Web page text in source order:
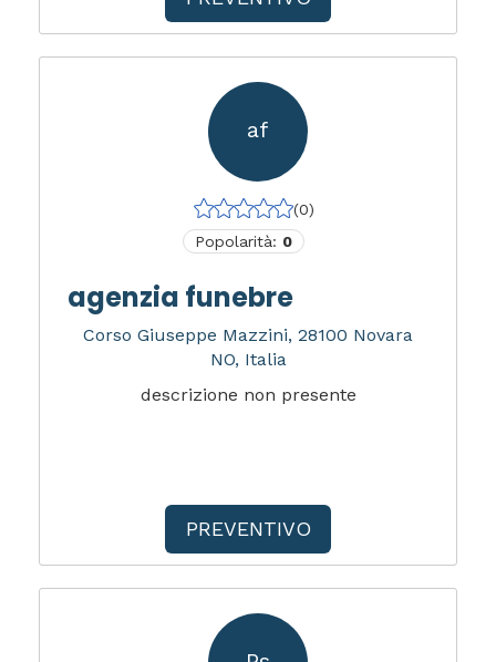
af
(0)
Popolarità: 0
agenzia funebre
Corso Giuseppe Mazzini, 28100 Novara
NO, Italia
descrizione non presente
PREVENTIVO